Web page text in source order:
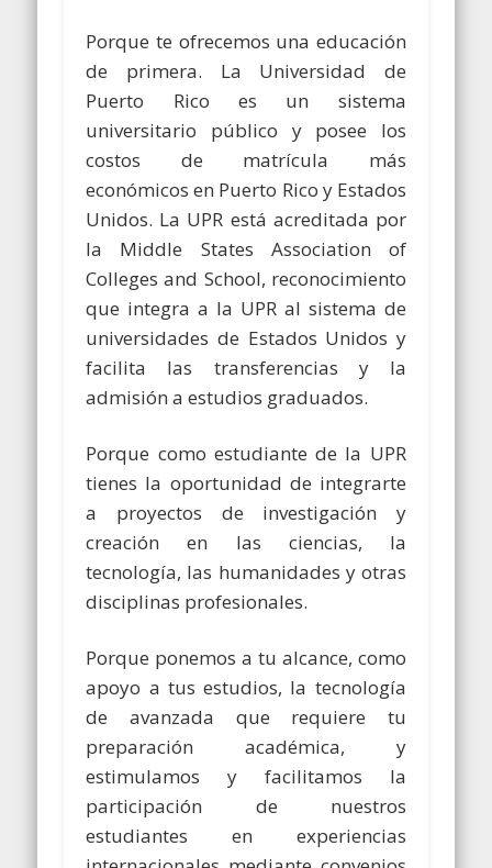
Porque te ofrecemos una educación
de primera. La Universidad de
Puerto Rico es un sistema
universitario público y posee los
costos de matrícula más
económicos en Puerto Rico y Estados
Unidos. La UPR está acreditada por
la Middle States Association of
Colleges and School, reconocimiento
que integra a la UPR al sistema de
universidades de Estados Unidos y
facilita las transferencias y la
admisión a estudios graduados.
Porque como estudiante de la UPR
tienes la oportunidad de integrarte
a proyectos de investigación y
creación en las ciencias, la
tecnología, las humanidades y otras
disciplinas profesionales.
Porque ponemos a tu alcance, como
apoyo a tus estudios, la tecnología
de avanzada que requiere tu
preparación académica, y
estimulamos y facilitamos la
participación de nuestros
estudiantes en experiencias